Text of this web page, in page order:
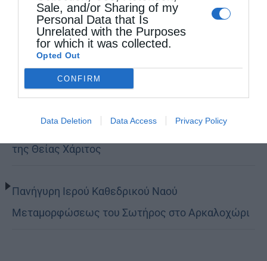
Sale, and/or Sharing of my
Personal Data that Is
Unrelated with the Purposes
for which it was collected.
Opted Out
CONFIRM
Data Deletion Data Access Privacy Policy
Δημητριάδος Ιγνάτιος: «Ο Χριστός μάς έδειξε το
μέλλον μας» – Με λαμπρότητα εορτάστηκε στον
Βόλο η Μεταμόρφωση
Κορίνθου Παύλος: Να γίνουμε μέτοχοι του φωτός
της Θείας Χάριτος
Πανήγυρη Ιερού Καθεδρικού Ναού
Μεταμορφώσεως του Σωτήρος στο Αρκαλοχώρι